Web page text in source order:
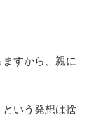
すから、親に
いう発想は捨